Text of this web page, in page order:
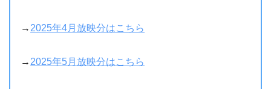
→ 2025年4月放映分はこちら
→ 2025年5月放映分はこちら